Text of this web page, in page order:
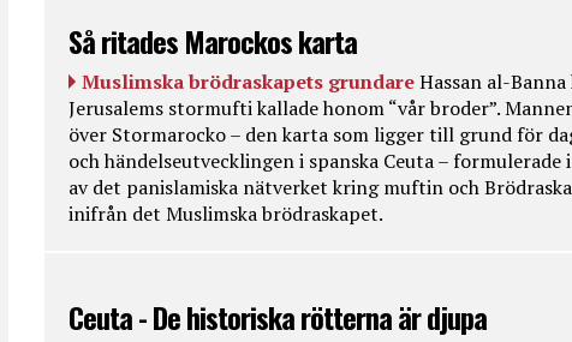
Så ritades Marockos karta
Muslimska brödraskapets grundareHassan al-
Jerusalems stormufti kallade honom “vår broder”.
över Stormarocko – den karta som ligger till grund för
och händelseutvecklingen i spanska Ceuta – formulerade
av det panislamiska nätverket kring muftin och
inifrån det Muslimska brödraskapet.
Ceuta - De historiska rötterna är djupa